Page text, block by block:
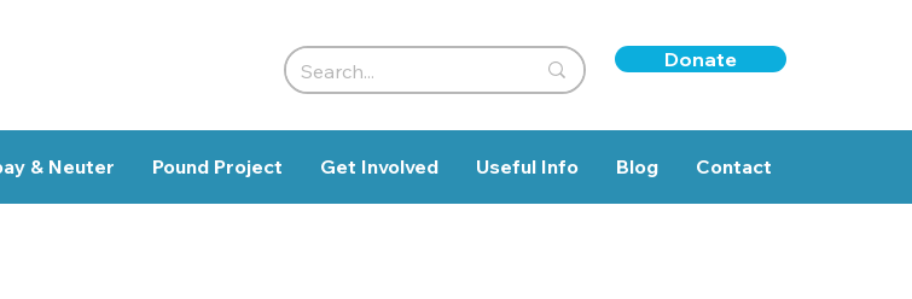
& Neuter Pound Project Get Involved Useful Info Blog Contact
Donate